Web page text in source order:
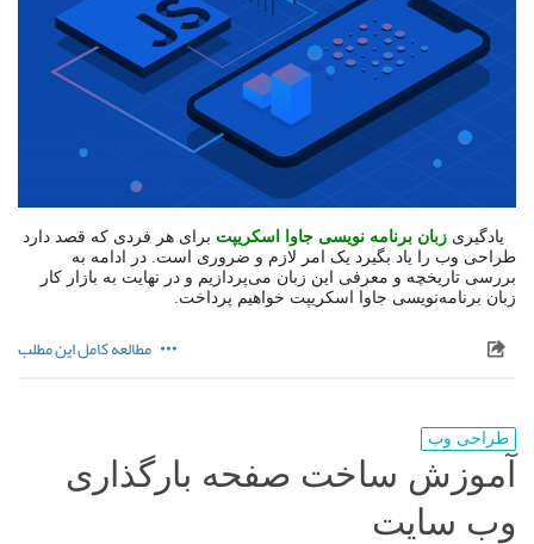
یادگیری زبان برنامه نویسی جاوا اسکریپت برای هر فردی که قصد دارد
طراحی وب را یاد بگیرد یک امر لازم و ضروری است. در ادامه به
بررسی تاریخچه و معرفی این زبان می‌پردازیم و در نهایت به بازار کار
زبان برنامه‌نویسی جاوا اسکریپت خواهیم پرداخت.
مطالعه کامل این مطلب
طراحی وب
آموزش ساخت صفحه بارگذاری
وب سایت